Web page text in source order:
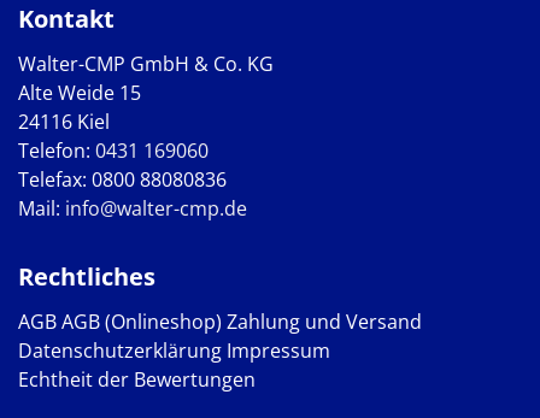
Kontakt
Walter-CMP GmbH & Co. KG
Alte Weide 15
24116 Kiel
Telefon: 0431 169060
Telefax: 0800 88080836
Mail: info@walter-cmp.de
Rechtliches
AGBAGB (Onlineshop) Zahlung und Versand
Datenschutzerklärung Impressum
Echtheit der Bewertungen